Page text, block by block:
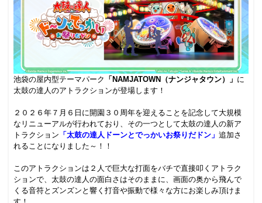
池袋の屋内型テーマパーク 「NAMJATOWN（ナンジャタウン）」 に
太鼓の達人のアトラクションが登場します！
２０２６年７月６日に開園３０周年を迎えることを記念して大規模
なリニューアルが行われており、その一つとして太鼓の達人の新ア
トラクション 「太鼓の達人ドーンとでっかいお祭りだドン」追加さ
れることになりました～！！
このアトラクションは２人で巨大な打面をバチで直接叩くアトラク
ションで、太鼓の達人の面白さはそのままに、画面の奥から飛んで
くる音符とズンズンと響く打音や振動で様々な方にお楽しみ頂けま